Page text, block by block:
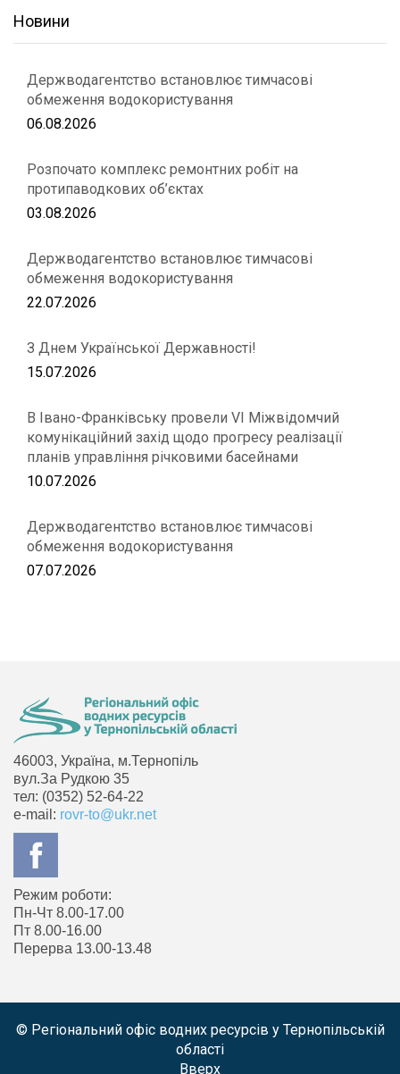
Новини
Держводагентство встановлює тимчасові
обмеження водокористування
06.08.2026
Розпочато комплекс ремонтних робіт на
протипаводкових об’єктах
03.08.2026
Держводагентство встановлює тимчасові
обмеження водокористування
22.07.2026
З Днем Української Державності!
15.07.2026
В Івано-Франківську провели VІ Міжвідомчий
комунікаційний захід щодо прогресу реалізації
планів управління річковими басейнами
10.07.2026
Держводагентство встановлює тимчасові
обмеження водокористування
07.07.2026
46003, Україна, м.Тернопіль
вул.За Рудкою 35
тел: (0352) 52-64-22
e-mail: rovr-to@ukr.net
Режим роботи:
Пн-Чт 8.00-17.00
Пт 8.00-16.00
Перерва 13.00-13.48
© Регіональний офіс водних ресурсів у Тернопільській
області
Вверх